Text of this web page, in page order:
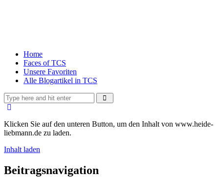
Home
Faces of TCS
Unsere Favoriten
Alle Blogartikel in TCS
Klicken Sie auf den unteren Button, um den Inhalt von www.heide-
liebmann.de zu laden.
Inhalt laden
Beitragsnavigation